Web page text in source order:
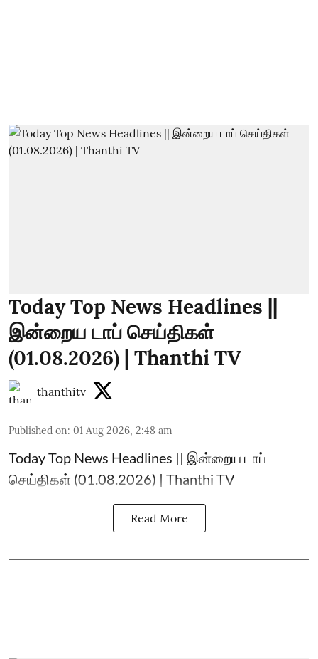
Today Top News Headlines ||
இன்றைய டாப் செய்திகள்
(01.08.2026) | Thanthi TV
thanthitv
Published on: 01 Aug 2026, 2:48 am
Today Top News Headlines || இன்றைய டாப்
செய்திகள் (01.08.2026) | Thanthi TV
Read More